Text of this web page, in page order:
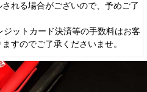
れる場合がございので、予めご了
ットカード決済等の手数料はお客
すのでご了承くださいませ。